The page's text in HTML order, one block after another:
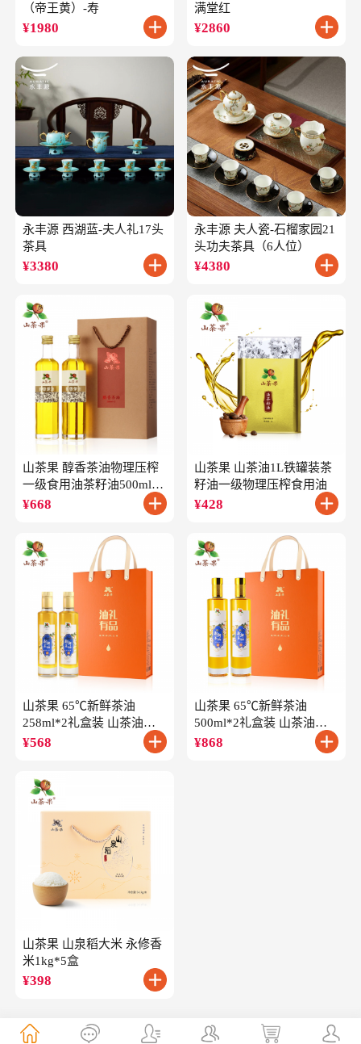
（帝王黄）-寿
¥1980
满堂红
¥2860
永丰源 西湖蓝-夫人礼17头
茶具
¥3380
永丰源 夫人瓷-石榴家园21
头功夫茶具（6人位）
¥4380
山茶果 醇香茶油物理压榨
一级食用油茶籽油500ml*2
礼盒
¥668
山茶果 山茶油1L铁罐装茶
籽油一级物理压榨食用油
¥428
山茶果 65℃新鲜茶油
258ml*2礼盒装 山茶油一
级冷榨油茶籽油
¥568
山茶果 65℃新鲜茶油
500ml*2礼盒装 山茶油一
级冷榨油茶籽油
¥868
山茶果 山泉稻大米 永修香
米1kg*5盒
¥398